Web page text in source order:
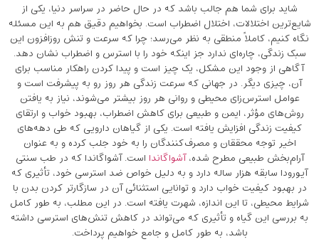
شاید برای شما هم جالب باشد که در حال حاضر در سراسر دنیا، یکی از
شایع‌ترین اختلالات، اختلال اضطراب است. بخواهیم دقیق هم به این مسئله
نگاه کنیم، کاملاً منطقی به نظر می‌رسد؛ چرا که سرعت و تنش روزافزون این
سبک زندگی، چاره‌ای ندارد جز اینکه خود را با استرس و اضطراب نشان دهد.
آگاهی از وجود این مشکل، یک چیز است و پیدا کردن راهکار مناسب برای
آن، چیزی دیگر. در جهانی که سرعت زندگی هر روز رو به پیشرفت است و
عوامل استرس‌زای محیطی و روانی هر روز بیشتر می‌شوند، نیاز به یافتن
روش‌های مؤثر، ایمن و طبیعی برای کاهش اضطراب، بهبود خواب و ارتقای
کیفیت زندگی افزایش یافته است. یکی از گیاهان دارویی که طی دهه‌های
اخیر توجه محققان و مصرف‌کنندگان را به خود جلب کرده و به‌ عنوان
آرام‌بخش طبیعی مطرح شده،آشواگاندا است. آشواگاندا که در طب سنتی
آیورودا سابقه هزار ساله دارد و به ‌دلیل خواص ضد استرسی خود، تأثیری که
در بهبود کیفیت خواب دارد و توانایی استثنائی آن در سازگارتر کردن بدن با
شرایط محیطی، تا این اندازه، شهرت یافته است. در این مطلب، به طور کامل
به بررسی این گیاه و تأثیری که می‌تواند در کاهش تنش‌های استرسی داشته
باشد، به طور کامل و جامع خواهیم پرداخت.